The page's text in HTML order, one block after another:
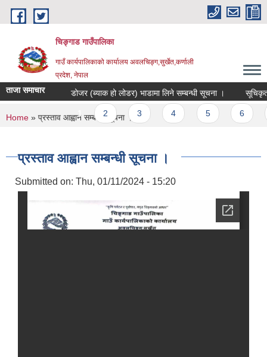
Skip to main content
चिङ्गाड गाउँपालिका
गाउँ कार्यपालिकाको कार्यालय अवलचिङ्ग,सुर्खेत,कर्णाली
प्रदेश, नेपाल
ताजा समाचार डोजर (ब्याक हो लोडर) भाडामा लिने सम्बन्धी सूचना । सूचिकृत हुने
Pages
1 2 3
You are here
Home » प्रस्ताव आह्वान सम्बन्धी सूचना ।
प्रस्ताव आह्वान सम्बन्धी सूचना ।
Submitted on: Thu, 01/11/2024 - 15:20